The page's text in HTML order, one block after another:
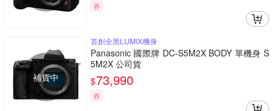
券
補貨中
首創全黑LUMIX機身
Panasonic 國際牌 DC-S5M2X BODY 單機身 S
5M2X 公司貨
$73,990
券